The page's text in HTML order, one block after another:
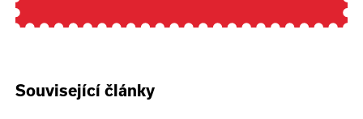
Související články